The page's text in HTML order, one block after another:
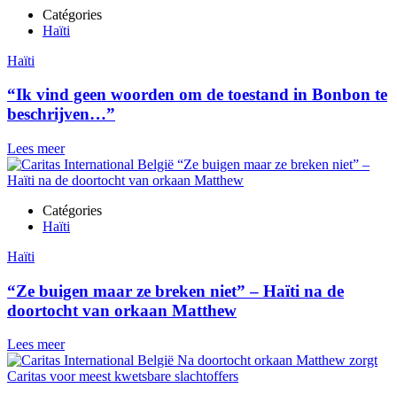
Catégories
Haïti
Haïti
“Ik vind geen woorden om de toestand in Bonbon te
beschrijven…”
Lees meer
Catégories
Haïti
Haïti
“Ze buigen maar ze breken niet” – Haïti na de
doortocht van orkaan Matthew
Lees meer